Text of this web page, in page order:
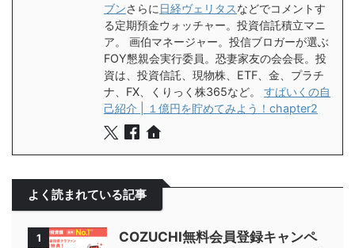
ブンさらに 日経ヴェリタスなどでコメントす
る定期預金ウォッチャー。投資信託積立マニ
ア。 画伯マネージャー。投信ブロガーが選ぶ
FOY懇親会実行委員。恐妻家友の会会長。投
資は、投資信託、現物株、ETF、金、プラチ
ナ、FX、くりっく株365など。 すぱいくの自
己紹介 | １億円を貯めてみよう！chapter2
よく読まれている記事
1
COZUCHI無料会員登録キャンペ